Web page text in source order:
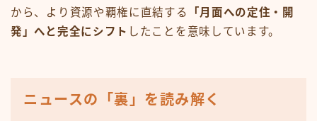
から、より資源や覇権に直結する
「月面への定住・開
発」へと完全にシフト したことを意味しています。
ニュースの「裏」を読み解く